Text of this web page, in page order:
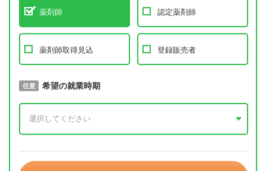
薬剤師 認定薬剤師
薬剤師取得見込 登録販売者
必須 取得予定年
任意 希望の就業時期